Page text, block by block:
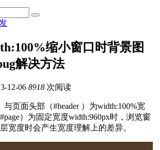
缩小窗口时背景图
解决方法
12-06 8918 次阅读
页面头部（#header ）为width:100%宽
）为固定宽度width:960px时，浏览窗
宽度时会产生宽度理解上的差异。